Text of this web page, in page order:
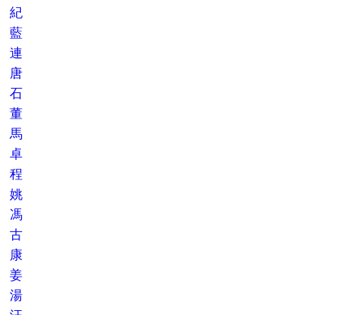
紀
藍
連
唐
石
董
馬
卓
程
姚
馮
古
康
姜
湯